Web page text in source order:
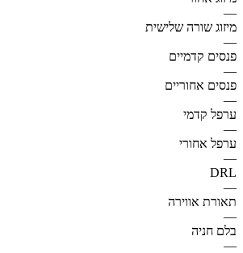
—
מיזוג שורה שלישית
—
פנסים קדמיים
—
פנסים אחוריים
—
ערפל קדמי
—
ערפל אחורי
—
DRL
—
תאורת אווירה
—
בלם חניה
—